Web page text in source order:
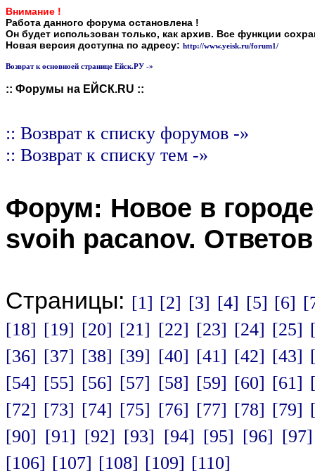
Внимание !
Работа данного форума остановлена !
Он будет использован только, как архив. Все функции
Новая версия доступна по адресу: http://www.yeisk.ru/forum1/
Возврат к основноей странице Ейск.РУ -»
:: Форумы на ЕЙСК.RU ::
:: Возврат к списку форумов -»
:: Возврат к списку тем -»
Форум: Новое в городе
svoih pacanov.
Страницы: [1] [2] [3] [4] [5] [6]
[18] [19] [20] [21] [22] [23] [24] [25]
[36] [37] [38] [39] [40] [41] [42] [43]
[54] [55] [56] [57] [58] [59] [60] [61]
[72] [73] [74] [75] [76] [77] [78] [79]
[90] [91] [92] [93] [94] [95] [96] [97]
[106] [107] [108] [109] [110]